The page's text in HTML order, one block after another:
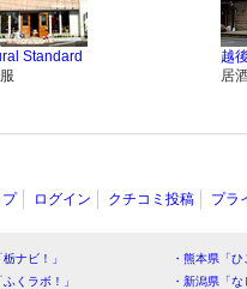
Standard
越
居
ログイン クチコミ投稿 プラ
ナビ！」
・熊本県「
ふくラボ！」
・新潟県「